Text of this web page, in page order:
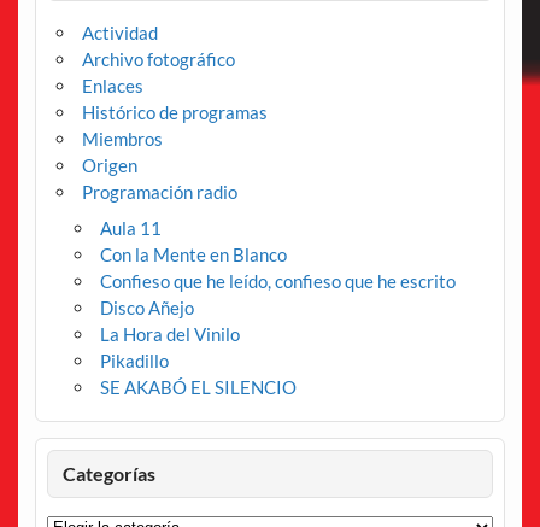
Actividad
Archivo fotográfico
Enlaces
Histórico de programas
Miembros
Origen
Programación radio
Aula 11
Con la Mente en Blanco
Confieso que he leído, confieso que he escrito
Disco Añejo
La Hora del Vinilo
Pikadillo
SE AKABÓ EL SILENCIO
Categorías